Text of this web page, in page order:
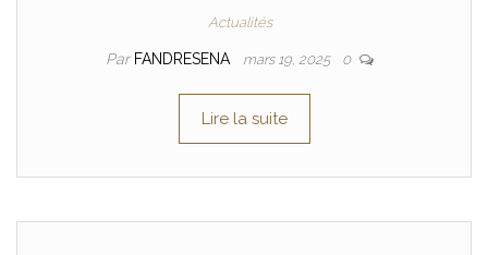
Actualités
Par FANDRESENA mars 19, 2025 0
Lire la suite